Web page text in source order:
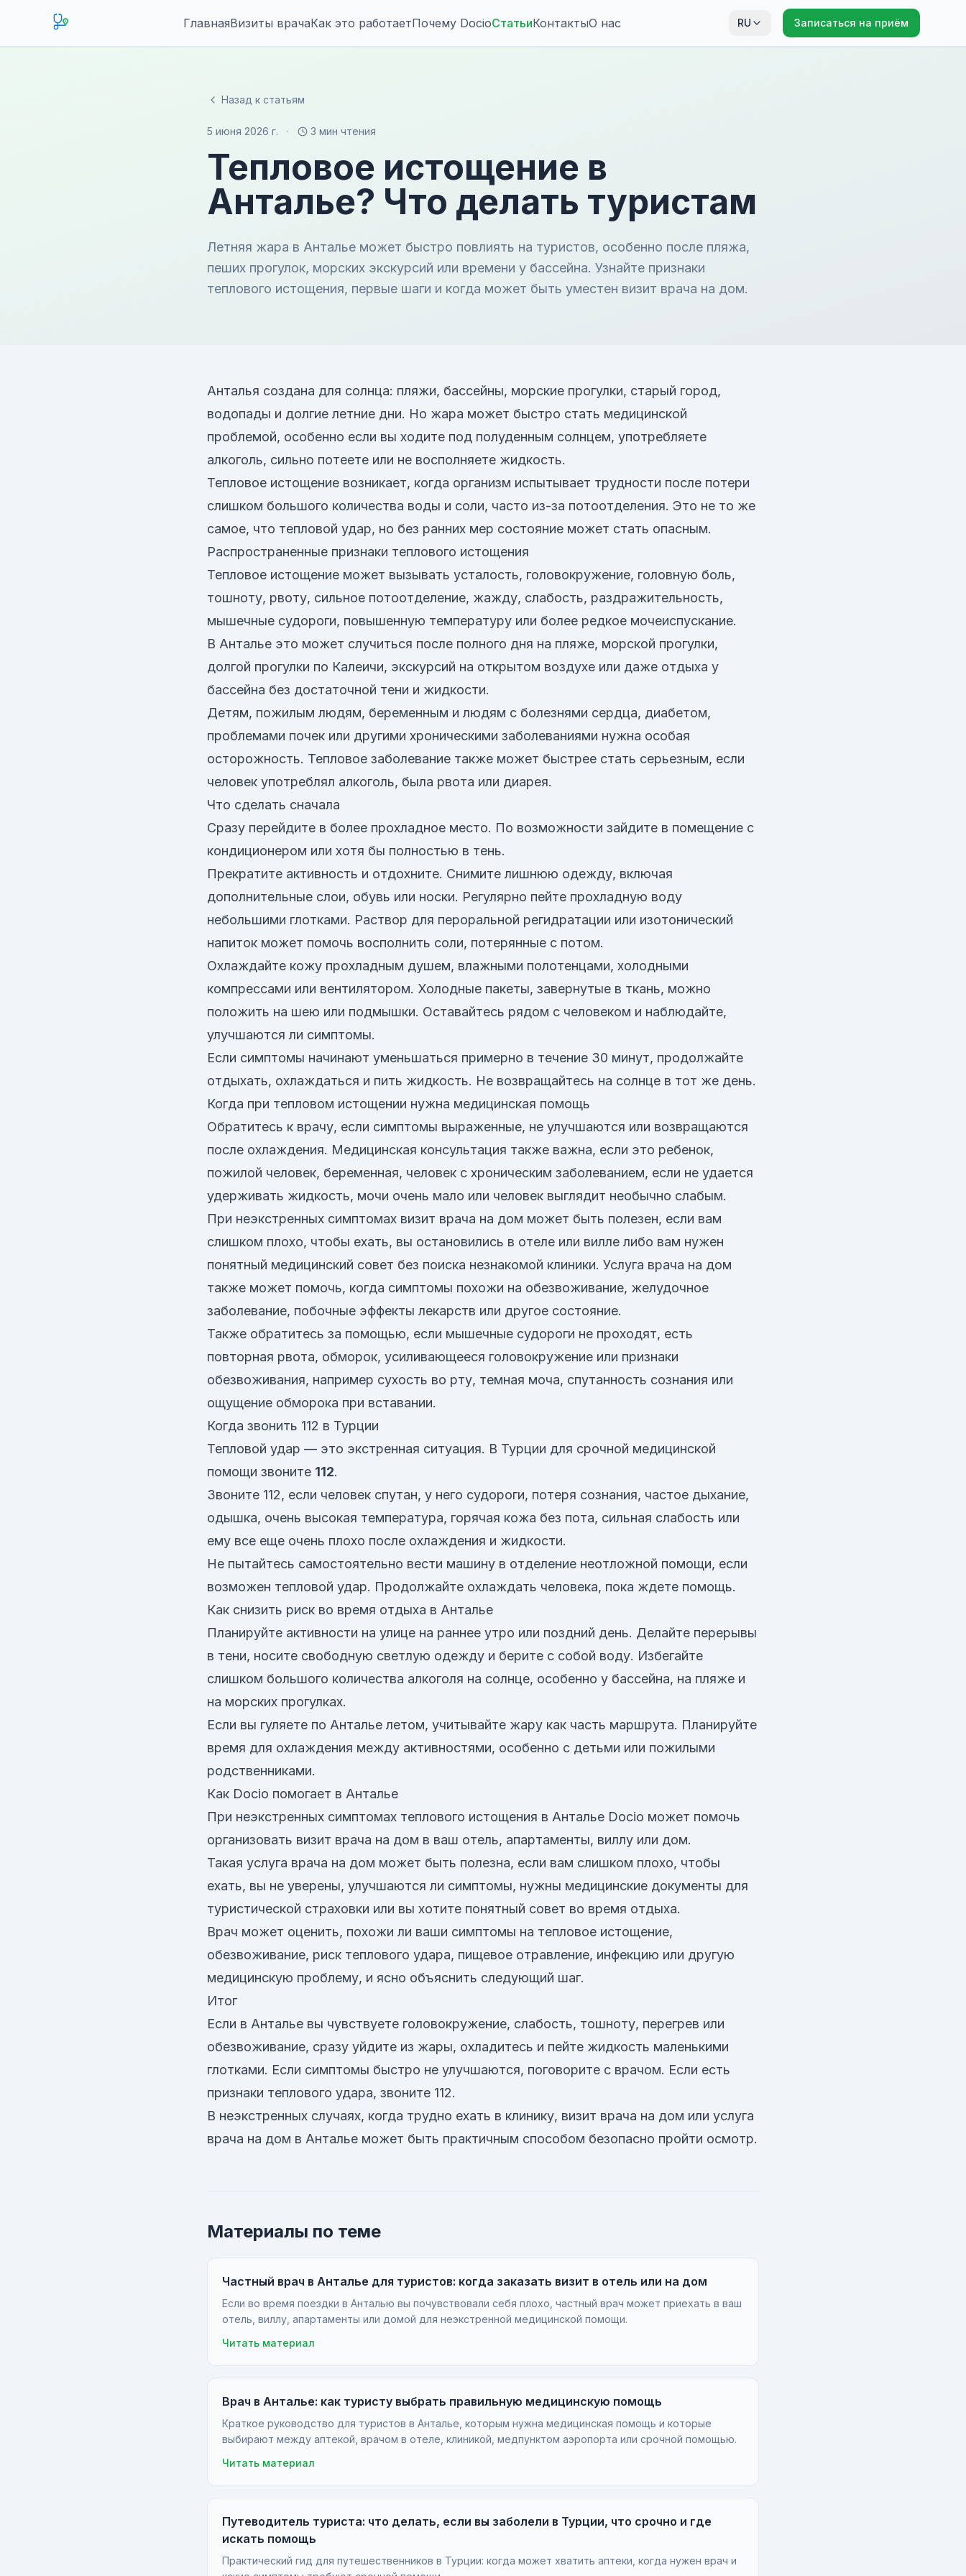
ГлавнаяВизиты врачаКак это работаетПочему DocioСтатьиКонтактыО нас RU Записаться на приём
Назад к статьям
5 июня 2026 г. · 3 мин чтения
Тепловое истощение в
Анталье? Что делать туристам
Летняя жара в Анталье может быстро повлиять на туристов, особенно после пляжа,
пеших прогулок, морских экскурсий или времени у бассейна. Узнайте признаки
теплового истощения, первые шаги и когда может быть уместен визит врача на дом.
Анталья создана для солнца: пляжи, бассейны, морские прогулки, старый город,
водопады и долгие летние дни. Но жара может быстро стать медицинской
проблемой, особенно если вы ходите под полуденным солнцем, употребляете
алкоголь, сильно потеете или не восполняете жидкость.
Тепловое истощение возникает, когда организм испытывает трудности после потери
слишком большого количества воды и соли, часто из-за потоотделения. Это не то же
самое, что тепловой удар, но без ранних мер состояние может стать опасным.
Распространенные признаки теплового истощения
Тепловое истощение может вызывать усталость, головокружение, головную боль,
тошноту, рвоту, сильное потоотделение, жажду, слабость, раздражительность,
мышечные судороги, повышенную температуру или более редкое мочеиспускание.
В Анталье это может случиться после полного дня на пляже, морской прогулки,
долгой прогулки по Калеичи, экскурсий на открытом воздухе или даже отдыха у
бассейна без достаточной тени и жидкости.
Детям, пожилым людям, беременным и людям с болезнями сердца, диабетом,
проблемами почек или другими хроническими заболеваниями нужна особая
осторожность. Тепловое заболевание также может быстрее стать серьезным, если
человек употреблял алкоголь, была рвота или диарея.
Что сделать сначала
Сразу перейдите в более прохладное место. По возможности зайдите в помещение с
кондиционером или хотя бы полностью в тень.
Прекратите активность и отдохните. Снимите лишнюю одежду, включая
дополнительные слои, обувь или носки. Регулярно пейте прохладную воду
небольшими глотками. Раствор для пероральной регидратации или изотонический
напиток может помочь восполнить соли, потерянные с потом.
Охлаждайте кожу прохладным душем, влажными полотенцами, холодными
компрессами или вентилятором. Холодные пакеты, завернутые в ткань, можно
положить на шею или подмышки. Оставайтесь рядом с человеком и наблюдайте,
улучшаются ли симптомы.
Если симптомы начинают уменьшаться примерно в течение 30 минут, продолжайте
отдыхать, охлаждаться и пить жидкость. Не возвращайтесь на солнце в тот же день.
Когда при тепловом истощении нужна медицинская помощь
Обратитесь к врачу, если симптомы выраженные, не улучшаются или возвращаются
после охлаждения. Медицинская консультация также важна, если это ребенок,
пожилой человек, беременная, человек с хроническим заболеванием, если не удается
удерживать жидкость, мочи очень мало или человек выглядит необычно слабым.
При неэкстренных симптомах визит врача на дом может быть полезен, если вам
слишком плохо, чтобы ехать, вы остановились в отеле или вилле либо вам нужен
понятный медицинский совет без поиска незнакомой клиники. Услуга врача на дом
также может помочь, когда симптомы похожи на обезвоживание, желудочное
заболевание, побочные эффекты лекарств или другое состояние.
Также обратитесь за помощью, если мышечные судороги не проходят, есть
повторная рвота, обморок, усиливающееся головокружение или признаки
обезвоживания, например сухость во рту, темная моча, спутанность сознания или
ощущение обморока при вставании.
Когда звонить 112 в Турции
Тепловой удар — это экстренная ситуация. В Турции для срочной медицинской
помощи звоните 112.
Звоните 112, если человек спутан, у него судороги, потеря сознания, частое дыхание,
одышка, очень высокая температура, горячая кожа без пота, сильная слабость или
ему все еще очень плохо после охлаждения и жидкости.
Не пытайтесь самостоятельно вести машину в отделение неотложной помощи, если
возможен тепловой удар. Продолжайте охлаждать человека, пока ждете помощь.
Как снизить риск во время отдыха в Анталье
Планируйте активности на улице на раннее утро или поздний день. Делайте перерывы
в тени, носите свободную светлую одежду и берите с собой воду. Избегайте
слишком большого количества алкоголя на солнце, особенно у бассейна, на пляже и
на морских прогулках.
Если вы гуляете по Анталье летом, учитывайте жару как часть маршрута. Планируйте
время для охлаждения между активностями, особенно с детьми или пожилыми
родственниками.
Как Docio помогает в Анталье
При неэкстренных симптомах теплового истощения в Анталье Docio может помочь
организовать визит врача на дом в ваш отель, апартаменты, виллу или дом.
Такая услуга врача на дом может быть полезна, если вам слишком плохо, чтобы
ехать, вы не уверены, улучшаются ли симптомы, нужны медицинские документы для
туристической страховки или вы хотите понятный совет во время отдыха.
Врач может оценить, похожи ли ваши симптомы на тепловое истощение,
обезвоживание, риск теплового удара, пищевое отравление, инфекцию или другую
медицинскую проблему, и ясно объяснить следующий шаг.
Итог
Если в Анталье вы чувствуете головокружение, слабость, тошноту, перегрев или
обезвоживание, сразу уйдите из жары, охладитесь и пейте жидкость маленькими
глотками. Если симптомы быстро не улучшаются, поговорите с врачом. Если есть
признаки теплового удара, звоните 112.
В неэкстренных случаях, когда трудно ехать в клинику, визит врача на дом или услуга
врача на дом в Анталье может быть практичным способом безопасно пройти осмотр.
Материалы по теме
Частный врач в Анталье для туристов: когда заказать визит в отель или на дом
Если во время поездки в Анталью вы почувствовали себя плохо, частный врач может приехать в ваш
отель, виллу, апартаменты или домой для неэкстренной медицинской помощи.
Читать материал
Врач в Анталье: как туристу выбрать правильную медицинскую помощь
Краткое руководство для туристов в Анталье, которым нужна медицинская помощь и которые
выбирают между аптекой, врачом в отеле, клиникой, медпунктом аэропорта или срочной помощью.
Читать материал
Путеводитель туриста: что делать, если вы заболели в Турции, что срочно и где
искать помощь
Практический гид для путешественников в Турции: когда может хватить аптеки, когда нужен врач и